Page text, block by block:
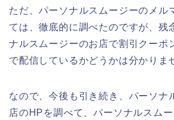
ただ、パーソナルスムージーのメル
ては、徹底的に調べたのですが、残
ナルスムージーのお店で割引クーポ
で配信しているかどうかは分かりま
なので、今後も引き続き、パーソナ
店のHPを調べて、パーソナルスム